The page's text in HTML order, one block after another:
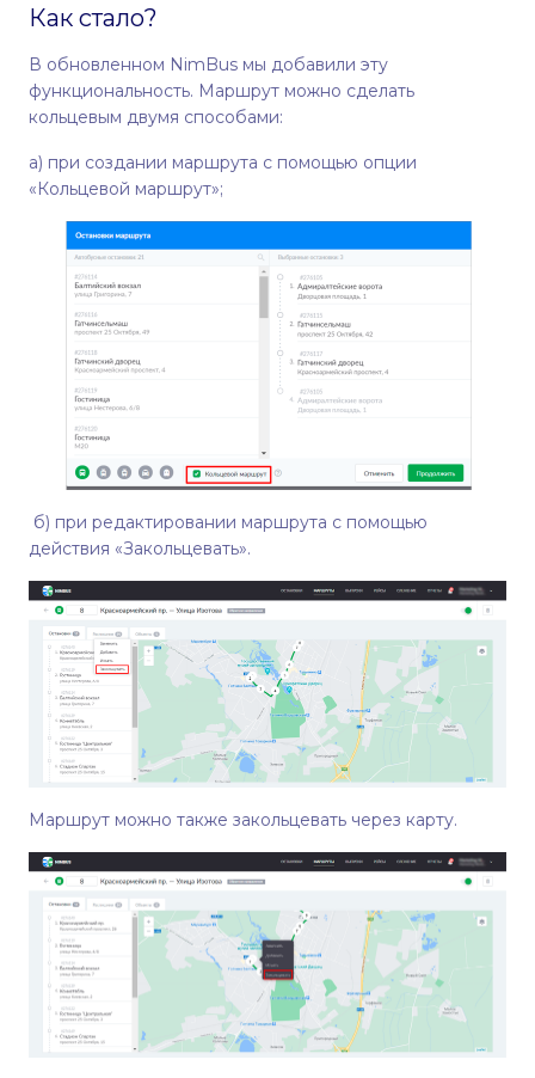
Как стало?
В обновленном NimBus мы добавили эту
функциональность. Маршрут можно сделать
кольцевым двумя способами:
а) при создании маршрута с помощью опции
«Кольцевой маршрут»;
б) при редактировании маршрута с помощью
действия «Закольцевать».
Маршрут можно также закольцевать через карту.